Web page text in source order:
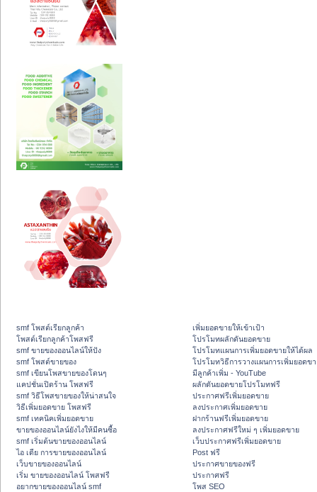
smf โพสต์เรียกลูกค้า
โพสต์เรียกลูกค้าโพสฟรี
smf ขายของออนไลน์ให้ปัง
smf โพสต์ขายของ
smf เขียนโพสขายของโดนๆ
แคปชั่นเปิดร้าน โพสฟรี
smf วิธีโพสขายของให้น่าสนใจ
วิธีเพิ่มยอดขาย โพสฟรี
smf เทคนิคเพิ่มยอดขาย
ขายของออนไลน์ยังไงให้มีคนซื้อ
smf เริ่มต้นขายของออนไลน์
ไอ เดีย การขายของออนไลน์
เว็บขายของออนไลน์
เริ่ม ขายของออนไลน์ โพสฟรี
อยากขายของออนไลน์ smf
เพิ่มยอดขายให้เข้าเป้า
โปรโมทผลักดันยอดขาย
โปรโมทแผนการเพิ่มยอดขายให้ได้ผล
โปรโมทวิธีการวางแผนการเพิ่มยอดข
มีลูกค้าเพิ่ม - YouTube
ผลักดันยอดขายโปรโมทฟรี
ประกาศฟรีเพิ่มยอดขาย
ลงประกาศเพิ่มยอดขาย
ฝากร้านฟรีเพิ่มยอดขาย
ลงประกาศฟรีใหม่ ๆ เพิ่มยอดขาย
เว็บประกาศฟรีเพิ่มยอดขาย
Post ฟรี
ประกาศขายของฟรี
ประกาศฟรี
โพส SEO